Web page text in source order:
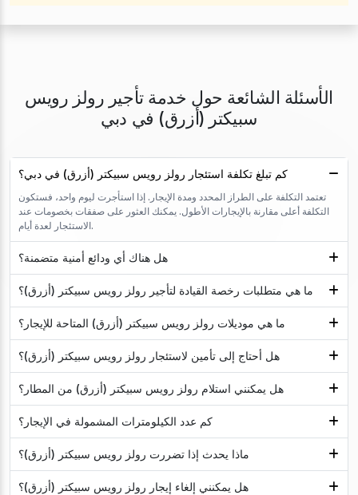
الأسئلة الشائعة حول خدمة تأجير رولز رويس
سبيكتر (أزرق) في دبي
كم تبلغ تكلفة استئجار رولز رويس سبيكتر (أزرق) في دبي؟
تعتمد التكلفة على الطراز المحدد ومدة الإيجار. إذا استأجرت ليوم واحد، فستكون
التكلفة أعلى مقارنة بالإيجارات الأطول. يمكنك العثور على صفقات بخصومات عند
الاستئجار لعدة أيام.
هل هناك أي ودائع أمنية متضمنة؟
ما هي متطلبات رخصة القيادة لتأجير رولز رويس سبيكتر (أزرق)؟
ما هي موديلات رولز رويس سبيكتر (أزرق) المتاحة للإيجار؟
هل أحتاج إلى تأمين لاستئجار رولز رويس سبيكتر (أزرق)؟
هل يمكنني استلام رولز رويس سبيكتر (أزرق) من المطار؟
كم عدد الكيلومترات المشمولة في الإيجار؟
ماذا يحدث إذا تضررت رولز رويس سبيكتر (أزرق)؟
هل يمكنني إلغاء إيجار رولز رويس سبيكتر (أزرق)؟